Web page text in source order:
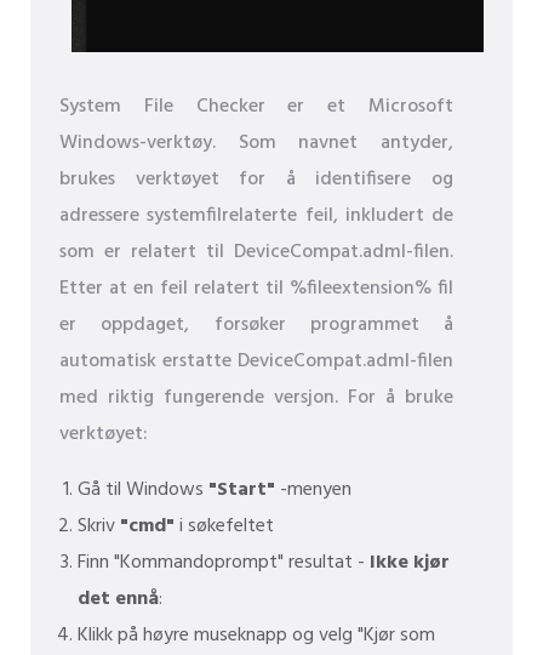
System File Checker er et Microsoft
Windows-verktøy. Som navnet antyder,
brukes verktøyet for å identifisere og
adressere systemfilrelaterte feil, inkludert de
som er relatert til DeviceCompat.adml-filen.
Etter at en feil relatert til %fileextension% fil
er oppdaget, forsøker programmet å
automatisk erstatte DeviceCompat.adml-filen
med riktig fungerende versjon. For å bruke
verktøyet:
Gå til Windows "Start" -menyen
Skriv"cmd"i søkefeltet
Finn "Kommandoprompt" resultat - Ikke kjør
det ennå:
Klikk på høyre museknapp og velg "Kjør som